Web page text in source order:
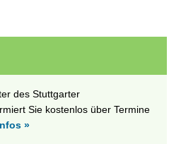
des Stuttgarter
Sie kostenlos über Termine
»